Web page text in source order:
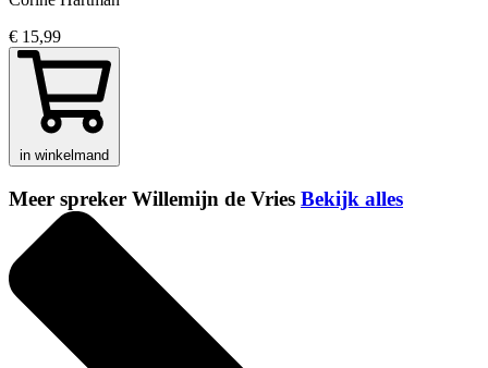
€ 15,99
in winkelmand
Meer spreker Willemijn de Vries Bekijk alles